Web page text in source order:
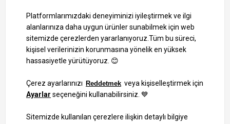
1000 TL ve Üzeri Alışverişlerinizde Kargo Bedava!
Bilgi Toplum Hizmetleri
KVKK Veri İşleme Politikamız